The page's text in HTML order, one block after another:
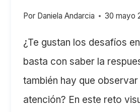
Por Daniela Andarcia 30 mayo
¿Te gustan los desafíos
basta con saber la
también hay que
atención? En este reto